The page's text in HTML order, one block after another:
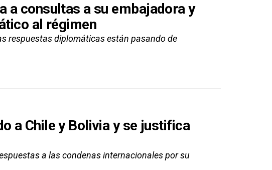
a consultas a su embajadora y
al régimen
respuestas diplomáticas están pasando de
a Chile y Bolivia y se justifica
a las condenas internacionales por su